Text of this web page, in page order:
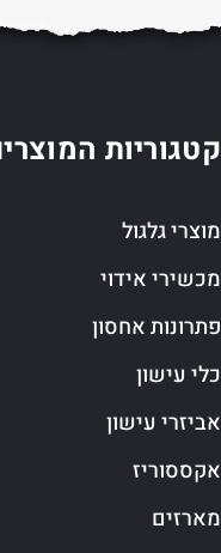
קטגוריות
מוצרי גלגול
מכשירי אידוי
פתרונות אחסון
כלי עישון
אביזרי עישון
אקססוריז
מארזים